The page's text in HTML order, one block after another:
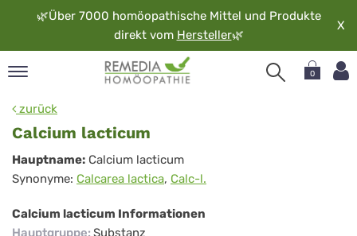
🌿Über 7000 homöopathische Mittel und Produkte
direkt vom Hersteller🌿
X
0
zurück
Calcium lacticum
Calcium
lacticum
Hauptname: Calcium lacticum
Synonyme: Calcarea lactica, Calc-l.
Calcium lacticum Informationen
Hauptgruppe: Substanz